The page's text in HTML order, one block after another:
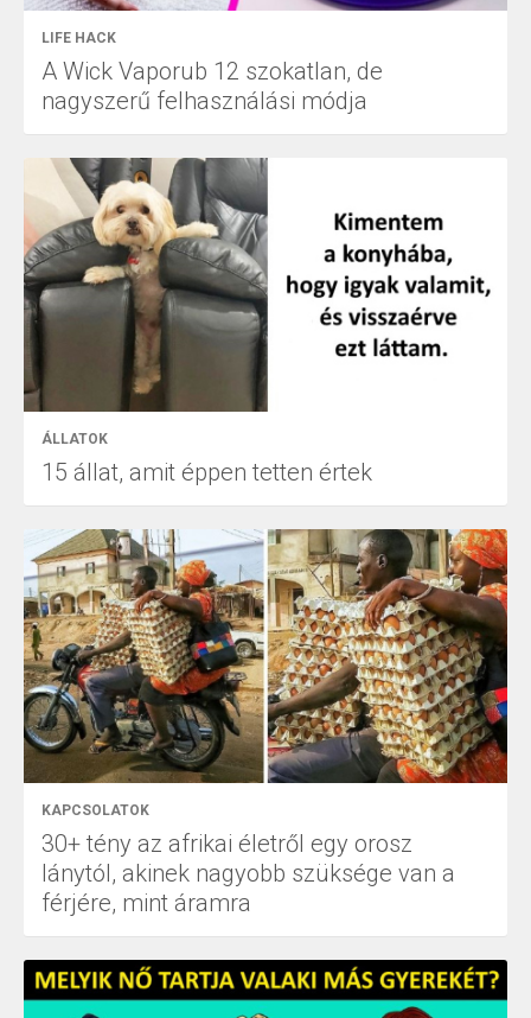
LIFE HACK
A Wick Vaporub 12 szokatlan, de
nagyszerű felhasználási módja
ÁLLATOK
15 állat, amit éppen tetten értek
KAPCSOLATOK
30+ tény az afrikai életről egy orosz
lánytól, akinek nagyobb szüksége van a
férjére, mint áramra